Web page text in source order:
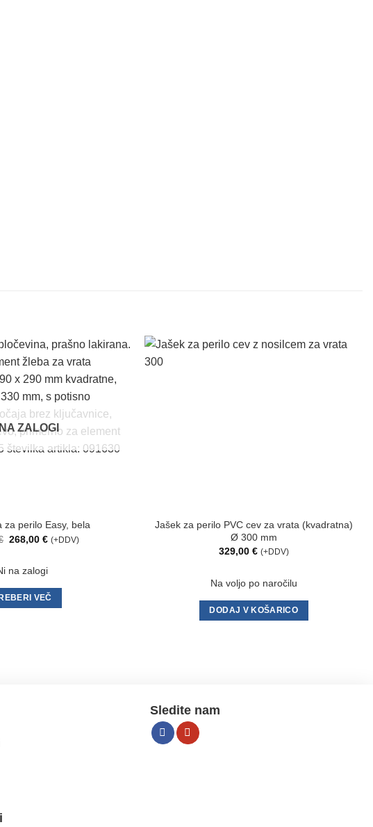
Dodaj
na
ZALOGI
za perilo Easy, bela
Izvirna
bila:
279,00 €.
268,00€Trenutna
268,00 €.
(+DDV)
na zalogi
VEČ
Jašek za perilo PVC cev za vrata (kvadratna)
Ø 300 mm
329,00 € (+DDV)
Na voljo po naročilu
DODAJ V KOŠARICO
Sledite nam